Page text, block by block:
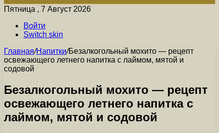
Пятница , 7 Август 2026
Войти
Switch skin
Главная/Напитки/Безалкогольный мохито — рецепт
освежающего летнего напитка с лаймом, мятой и
содовой
Безалкогольный мохито — рецепт
освежающего летнего напитка с
лаймом, мятой и содовой